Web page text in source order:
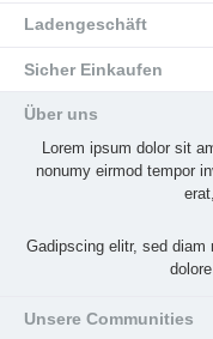
Ladengeschäft
Sicher Einkaufen
Über uns
Lorem ipsum dolor sit
nonumy eirmod tempor
Gadipscing elitr, sed diam
Unsere Communities